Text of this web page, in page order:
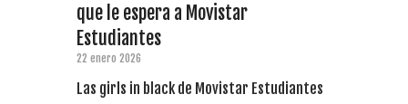
que le espera a Movistar
Estudiantes
22 enero 2026
Las girls in black de Movistar Estudiantes